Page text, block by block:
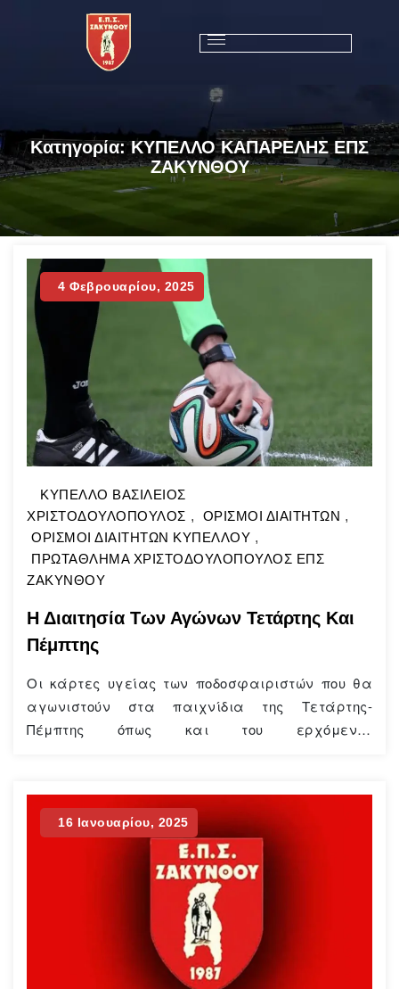
Κατηγορία:ΚΥΠΕΛΛΟ ΚΑΠΑΡΕΛΗΣ ΕΠΣ
ΖΑΚΥΝΘΟΥ
4 Φεβρουαρίου, 2025
ΚΥΠΕΛΛΟ ΒΑΣΙΛΕΙΟΣ
ΧΡΙΣΤΟΔΟΥΛΟΠΟΥΛΟΣ , ΟΡΙΣΜΟΙ ΔΙΑΙΤΗΤΩΝ ,
ΟΡΙΣΜΟΙ ΔΙΑΙΤΗΤΩΝ ΚΥΠΕΛΛΟΥ ,
ΠΡΩΤΑΘΛΗΜΑ ΧΡΙΣΤΟΔΟΥΛΟΠΟΥΛΟΣ ΕΠΣ
ΖΑΚΥΝΘΟΥ
Η Διαιτησία Των Αγώνων Τετάρτης Και
Πέμπτης
Οι κάρτες υγείας των ποδοσφαιριστών που θα
αγωνιστούν στα παιχνίδια της Τετάρτης-
Πέμπτης όπως και του ερχόμενου
χειρόγραφη γιατί θα γίνει έλεγχος από τους
διαιτητές πριν τη σέντρα. Οι χειρόγραφες
ημερομηνίες στο κάτω μέρος της Κάρτας
Υγείας ΔΕ θα γίνονται δεκτές.
16 Ιανουαρίου, 2025